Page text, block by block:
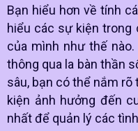
Bạn hiểu hơn về tính
hiểu các sự kiện trong
của mình như thế
thông qua la bàn thần
sâu, bạn có thể nắm
kiện ảnh hưởng đến
nhất để quản lý các